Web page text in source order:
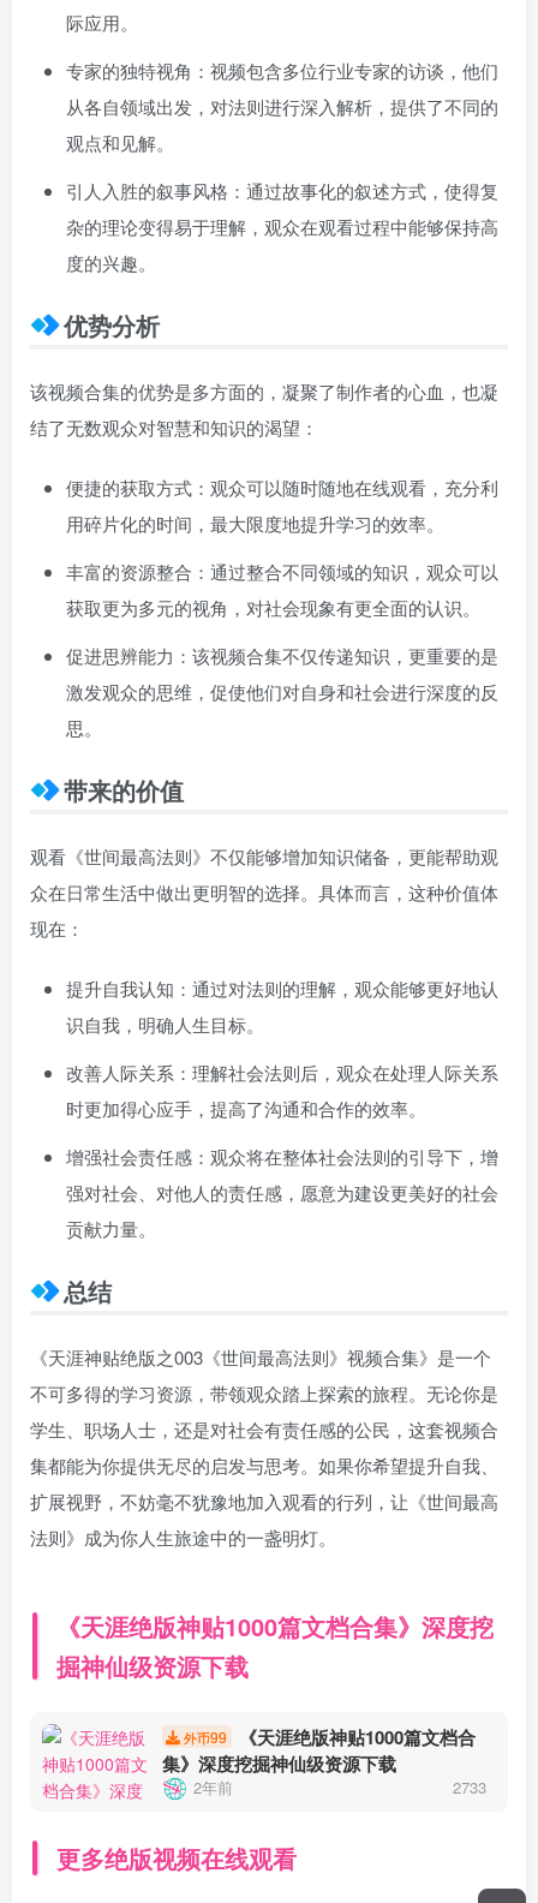
际应用。
专家的独特视角：视频包含多位行业专家的访谈，他们
从各自领域出发，对法则进行深入解析，提供了不同的
观点和见解。
引人入胜的叙事风格：通过故事化的叙述方式，使得复
杂的理论变得易于理解，观众在观看过程中能够保持高
度的兴趣。
优势分析
该视频合集的优势是多方面的，凝聚了制作者的心血，也凝
结了无数观众对智慧和知识的渴望：
便捷的获取方式：观众可以随时随地在线观看，充分利
用碎片化的时间，最大限度地提升学习的效率。
丰富的资源整合：通过整合不同领域的知识，观众可以
获取更为多元的视角，对社会现象有更全面的认识。
促进思辨能力：该视频合集不仅传递知识，更重要的是
激发观众的思维，促使他们对自身和社会进行深度的反
思。
带来的价值
观看《世间最高法则》不仅能够增加知识储备，更能帮助观
众在日常生活中做出更明智的选择。具体而言，这种价值体
现在：
提升自我认知：通过对法则的理解，观众能够更好地认
识自我，明确人生目标。
改善人际关系：理解社会法则后，观众在处理人际关系
时更加得心应手，提高了沟通和合作的效率。
增强社会责任感：观众将在整体社会法则的引导下，增
强对社会、对他人的责任感，愿意为建设更美好的社会
贡献力量。
总结
《天涯神贴绝版之003《世间最高法则》视频合集》是一个
不可多得的学习资源，带领观众踏上探索的旅程。无论你是
学生、职场人士，还是对社会有责任感的公民，这套视频合
集都能为你提供无尽的启发与思考。如果你希望提升自我、
扩展视野，不妨毫不犹豫地加入观看的行列，让《世间最高
法则》成为你人生旅途中的一盏明灯。
《天涯绝版神贴1000篇文档合集》深度挖
掘神仙级资源下载
外币99
《天涯绝版神贴1000篇文档合
集》深度挖掘神仙级资源下载
2年前 2733
更多绝版视频在线观看